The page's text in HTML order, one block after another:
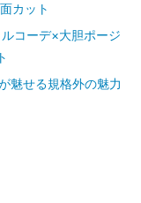
カット
コーデ×大胆ポージ
魅せる規格外の魅力